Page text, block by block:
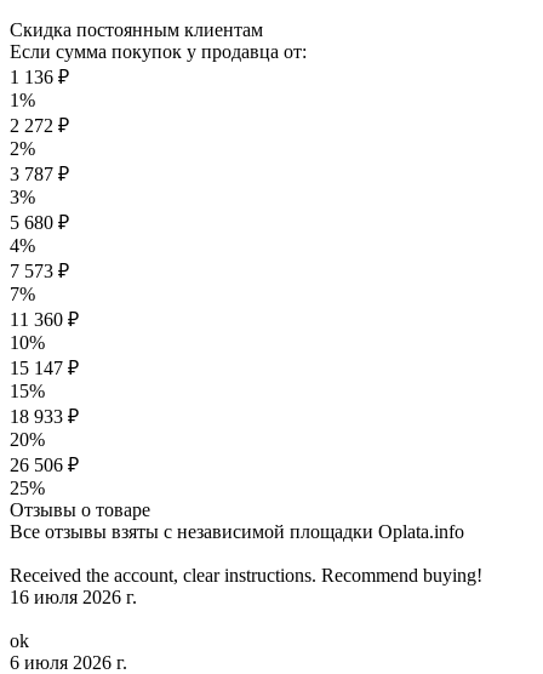
Скидка постоянным клиентам
Если сумма покупок у продавца от:
1 136 ₽
1%
2 272 ₽
2%
3 787 ₽
3%
5 680 ₽
4%
7 573 ₽
7%
11 360 ₽
10%
15 147 ₽
15%
18 933 ₽
20%
26 506 ₽
25%
Отзывы о товаре
Все отзывы взяты с независимой площадки Oplata.info
Received the account, clear instructions. Recommend buying!
16 июля 2026 г.
ok
6 июля 2026 г.